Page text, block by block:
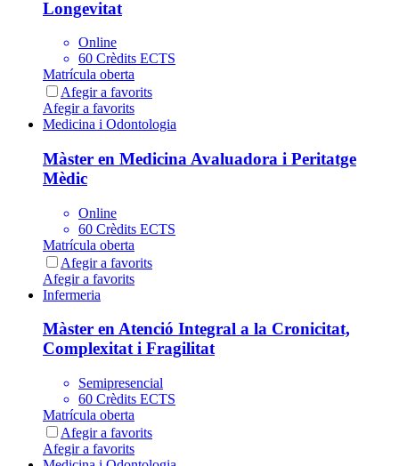
Longevitat
Online
60 Crèdits ECTS
Matrícula oberta
Afegir a favorits
Afegir a favorits
Medicina i Odontologia
Màster en Medicina Avaluadora i Peritatge
Mèdic
Online
60 Crèdits ECTS
Matrícula oberta
Afegir a favorits
Afegir a favorits
Infermeria
Màster en Atenció Integral a la Cronicitat,
Complexitat i Fragilitat
Semipresencial
60 Crèdits ECTS
Matrícula oberta
Afegir a favorits
Afegir a favorits